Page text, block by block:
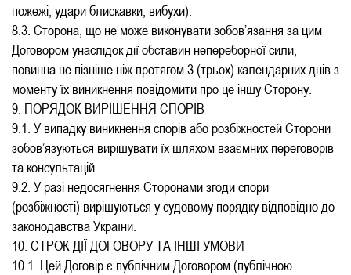
пожежі, удари блискавки, вибухи).
8.3. Сторона, що не може виконувати зобов’язання за цим
Договором унаслідок дії обставин непереборної сили,
повинна не пізніше ніж протягом 3 (трьох) календарних днів з
моменту їх виникнення повідомити про це іншу Сторону.
9. ПОРЯДОК ВИРІШЕННЯ СПОРІВ
9.1. У випадку виникнення спорів або розбіжностей Сторони
зобов’язуються вирішувати їх шляхом взаємних переговорів
та консультацій.
9.2. У разі недосягнення Сторонами згоди спори
(розбіжності) вирішуються у судовому порядку відповідно до
законодавства України.
10. СТРОК ДІЇ ДОГОВОРУ ТА ІНШІ УМОВИ
10.1. Цей Договір є публічним Договором (публічною